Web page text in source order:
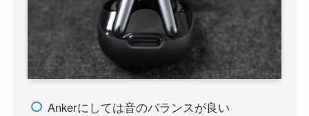
Ankerにしては音のバランスが良い